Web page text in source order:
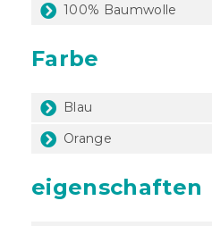
100% Baumwolle
Farbe
Blau
Orange
eigenschaften